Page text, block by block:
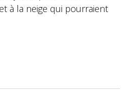
à la neige qui pourraient